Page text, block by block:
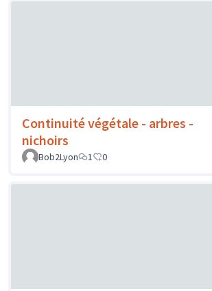
Continuité végétale - arbres -
nichoirs
Bob2Lyon
1 0